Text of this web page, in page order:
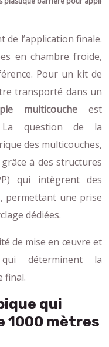
de l’application finale.
en chambre froide,
Pour un kit de
transporté dans un
multicouche est
La question de la
des multicouches,
à des structures
qui intègrent des
permettant une prise
dédiées.
de mise en œuvre et
déterminent la
final.
qui
1000 mètres